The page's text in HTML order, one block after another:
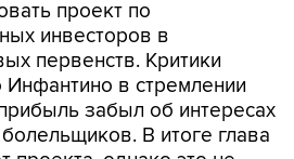
проект по
инвесторов в
первенств. Критики
Инфантино в стремлении
забыл об интересах
В итоге глава